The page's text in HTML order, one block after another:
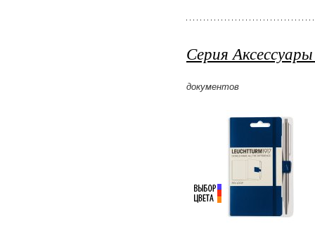
Серия
документов